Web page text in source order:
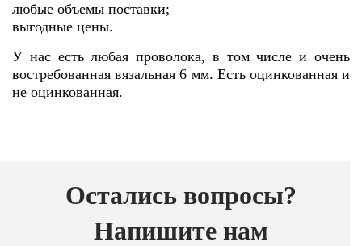
любые объемы поставки;
выгодные цены.
У нас есть любая проволока, в том числе и очень
востребованная вязальная 6 мм. Есть оцинкованная и
не оцинкованная.
Остались вопросы?
Напишите нам